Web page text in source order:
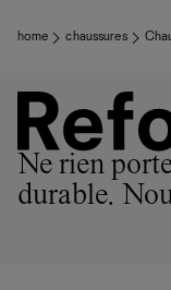
home chaussures
Ne rien
durable.